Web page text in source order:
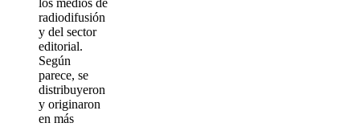
radiodifusión
y del sector
editorial.
Según
parece, se
distribuyeron
y originaron
en más